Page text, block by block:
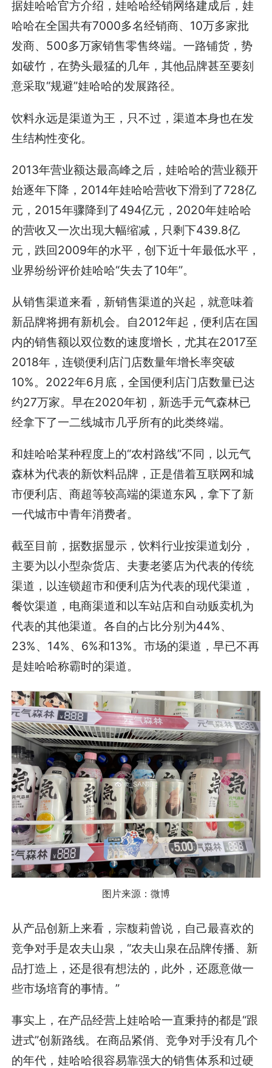
据娃哈哈官方介绍，娃哈哈经销网络建成后，娃
哈哈在全国共有7000多名经销商、10万多家批
发商、500多万家销售零售终端。一路铺货，势
如破竹，在势头最猛的几年，其他品牌甚至要刻
意采取“规避”娃哈哈的发展路径。
饮料永远是渠道为王，只不过，渠道本身也在发
生结构性变化。
2013年营业额达最高峰之后，娃哈哈的营业额开
始逐年下降，2014年娃哈哈营收下滑到了728亿
元，2015年骤降到了494亿元，2020年娃哈哈
的营收又一次出现大幅缩减，只剩下439.8亿
元，跌回2009年的水平，创下近十年最低水平，
业界纷纷评价娃哈哈“失去了10年”。
从销售渠道来看，新销售渠道的兴起，就意味着
新品牌将拥有新机会。自2012年起，便利店在国
内的销售额以双位数的速度增长，尤其在2017至
2018年，连锁便利店门店数量年增长率突破
10%。2022年6月底，全国便利店门店数量已达
约27万家。早在2020年初，新选手元气森林已
经拿下了一二线城市几乎所有的此类终端。
和娃哈哈某种程度上的“农村路线”不同，以元气
森林为代表的新饮料品牌，正是借着互联网和城
市便利店、商超等较高端的渠道东风，拿下了新
一代城市中青年消费者。
截至目前，据数据显示，饮料行业按渠道划分，
主要为以小型杂货店、夫妻老婆店为代表的传统
渠道，以连锁超市和便利店为代表的现代渠道，
餐饮渠道，电商渠道和以车站店和自动贩卖机为
代表的其他渠道。各自的占比分别为44%、
23%、14%、6%和13%。市场的渠道，早已不再
是娃哈哈称霸时的渠道。
图片来源：微博
从产品创新上来看，宗馥莉曾说，自己最喜欢的
竞争对手是农夫山泉，“农夫山泉在品牌传播、新
品打造上，还是很有想法的，此外，还愿意做一
些市场培育的事情。”
事实上，在产品经营上娃哈哈一直秉持的都是“跟
进式”创新路线。在商品紧俏、竞争对手没有几个
的年代，娃哈哈很容易靠强大的销售体系和过硬